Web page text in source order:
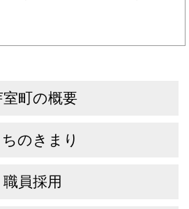
室町の概要
ちのきまり
職員採用